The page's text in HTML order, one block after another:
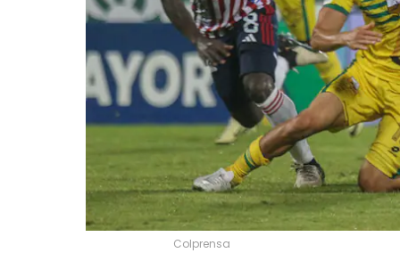
Colprensa